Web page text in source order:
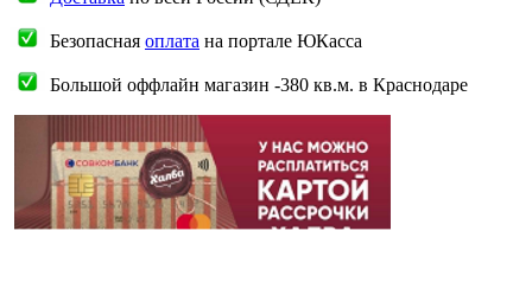
Безопасная оплата на портале ЮКасса
Большой оффлайн магазин -380 кв.м. в Краснодаре